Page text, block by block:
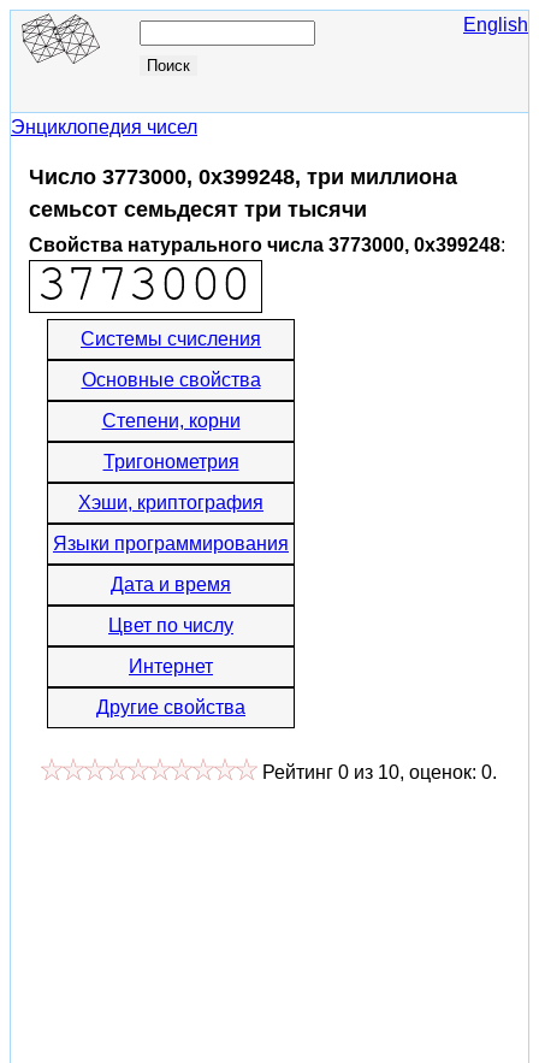
English
Энциклопедия чисел
Число 3773000, 0x399248, три миллиона
семьсот семьдесят три тысячи
Свойства натурального числа 3773000, 0x399248:
Системы счисления
Основные свойства
Степени, корни
Тригонометрия
Хэши, криптография
Языки программирования
Дата и время
Цвет по числу
Интернет
Другие свойства
Рейтинг 0 из 10, оценок: 0.